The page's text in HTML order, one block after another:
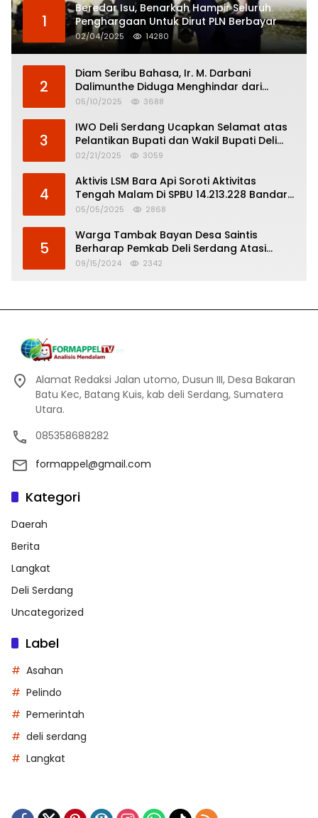
1
Beredar Isu, Benarkah Hampir Seluruh
Penghargaan Untuk Dirut PLN Berbayar
02/04/2025 14280
2
Diam Seribu Bahasa, Ir. M. Darbani
Dalimunthe Diduga Menghindar dari
Pertanggungjawaban Politik
05/10/2025 3688
3
IWO Deli Serdang Ucapkan Selamat atas
Pelantikan Bupati dan Wakil Bupati Deli
Serdang
02/21/2025 3059
4
Aktivis LSM Bara Api Soroti Aktivitas
Tengah Malam Di SPBU 14.213.228 Bandar
Tinggi
05/05/2025 2868
5
Warga Tambak Bayan Desa Saintis
Berharap Pemkab Deli Serdang Atasi
Banjir
09/15/2024 2342
Alamat Redaksi Jalan utomo, Dusun III, Desa Bakaran
Batu Kec, Batang Kuis, kab deli Serdang, Sumatera
Utara.
085358688282
formappel@gmail.com
Kategori
Daerah
Berita
Langkat
Deli Serdang
Uncategorized
Label
Asahan
Pelindo
Pemerintah
deli serdang
Langkat